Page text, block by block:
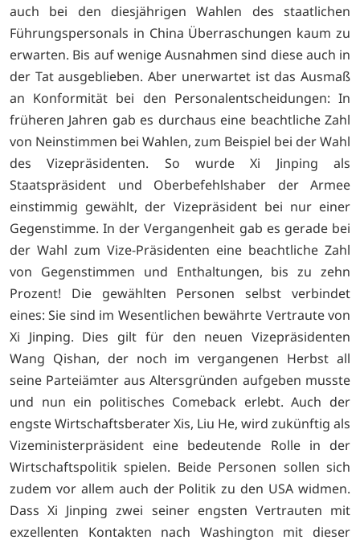
auch bei den diesjährigen Wahlen des staatlichen
Führungspersonals in China Überraschungen kaum zu
erwarten. Bis auf wenige Ausnahmen sind diese auch in
der Tat ausgeblieben. Aber unerwartet ist das Ausmaß
an Konformität bei den Personalentscheidungen: In
früheren Jahren gab es durchaus eine beachtliche Zahl
von Neinstimmen bei Wahlen, zum Beispiel bei der Wahl
des Vizepräsidenten. So wurde Xi Jinping als
Staatspräsident und Oberbefehlshaber der Armee
einstimmig gewählt, der Vizepräsident bei nur einer
Gegenstimme. In der Vergangenheit gab es gerade bei
der Wahl zum Vize-Präsidenten eine beachtliche Zahl
von Gegenstimmen und Enthaltungen, bis zu zehn
Prozent! Die gewählten Personen selbst verbindet
eines: Sie sind im Wesentlichen bewährte Vertraute von
Xi Jinping. Dies gilt für den neuen Vizepräsidenten
Wang Qishan, der noch im vergangenen Herbst all
seine Parteiämter aus Altersgründen aufgeben musste
und nun ein politisches Comeback erlebt. Auch der
engste Wirtschaftsberater Xis, Liu He, wird zukünftig als
Vizeministerpräsident eine bedeutende Rolle in der
Wirtschaftspolitik spielen. Beide Personen sollen sich
zudem vor allem auch der Politik zu den USA widmen.
Dass Xi Jinping zwei seiner engsten Vertrauten mit
exzellenten Kontakten nach Washington mit dieser